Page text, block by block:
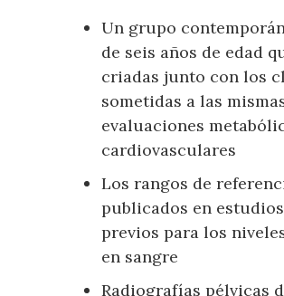
Un grupo
de seis años de edad
criadas junto con los
sometidas a las
evaluaciones
cardiovasculares
Los rangos de
publicados en
previos para los
en sangre
Radiografías pélvicas